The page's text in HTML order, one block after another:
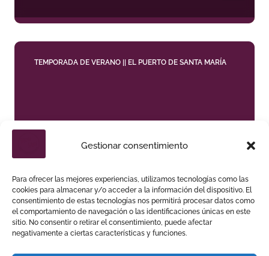
Gestionar consentimiento
Para ofrecer las mejores experiencias, utilizamos tecnologías como las
cookies para almacenar y/o acceder a la información del dispositivo. El
consentimiento de estas tecnologías nos permitirá procesar datos como
el comportamiento de navegación o las identificaciones únicas en este
sitio. No consentir o retirar el consentimiento, puede afectar
negativamente a ciertas características y funciones.
TEMPORADA DE VERANO || EL PUERTO DE SANTA MARÍA
DIEGO VENTURA CONQUISTA LA PLAZA REAL Y
ABRE LA PUERTA GRANDE EN EL PUERTO